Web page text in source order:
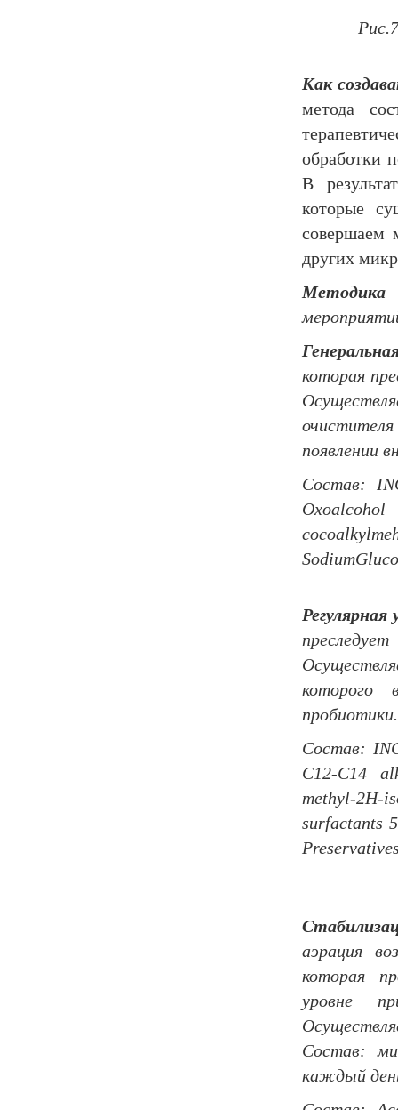
Как
метода
обработки
В
которые
совершаем
других
Методика
которая
появлении
Состав:
Oxoalcohol
которого
Состав:
C12-C14
methyl-2H-
surfactants
аэрация
которая
уровне
Состав:
каждый